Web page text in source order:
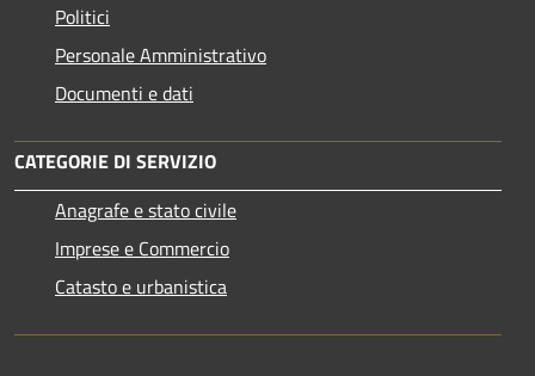
Politici
Personale Amministrativo
Documenti e dati
CATEGORIE DI SERVIZIO
Anagrafe e stato civile
Imprese e Commercio
Catasto e urbanistica